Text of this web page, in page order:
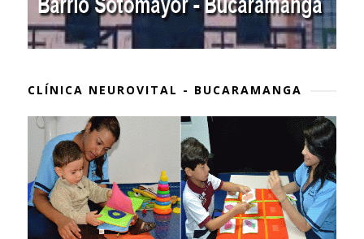
CLÍNICA NEUROVITAL - BUCARAMANGA